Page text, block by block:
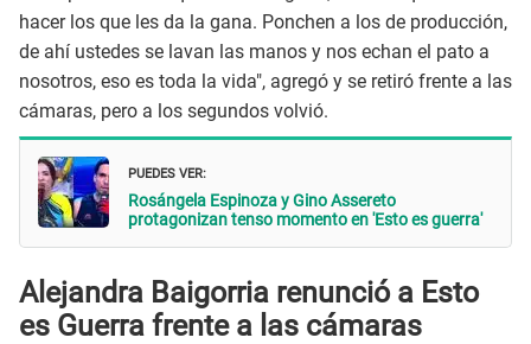
hacer los que les da la gana. Ponchen a los de producción,
de ahí ustedes se lavan las manos y nos echan el pato a
nosotros, eso es toda la vida", agregó y se retiró frente a las
cámaras, pero a los segundos volvió.
PUEDES VER:
Rosángela Espinoza y Gino Assereto
protagonizan tenso momento en 'Esto es guerra'
Alejandra Baigorria renunció a Esto
es Guerra frente a las cámaras